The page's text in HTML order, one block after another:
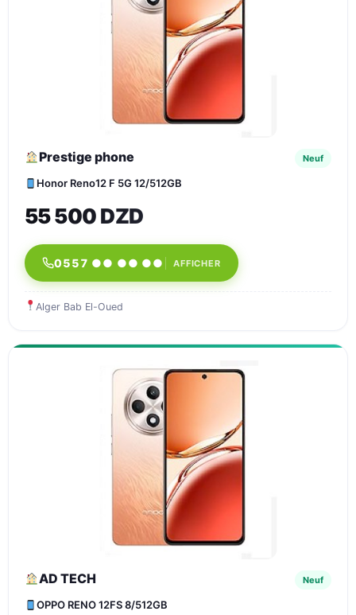
Prestige phone Neuf
Honor Reno12 F 5G 12/512GB
55 500 DZD
0557 ●● ●● ●● AFFICHER
Alger Bab El-Oued
AD TECH Neuf
OPPO RENO 12FS 8/512GB